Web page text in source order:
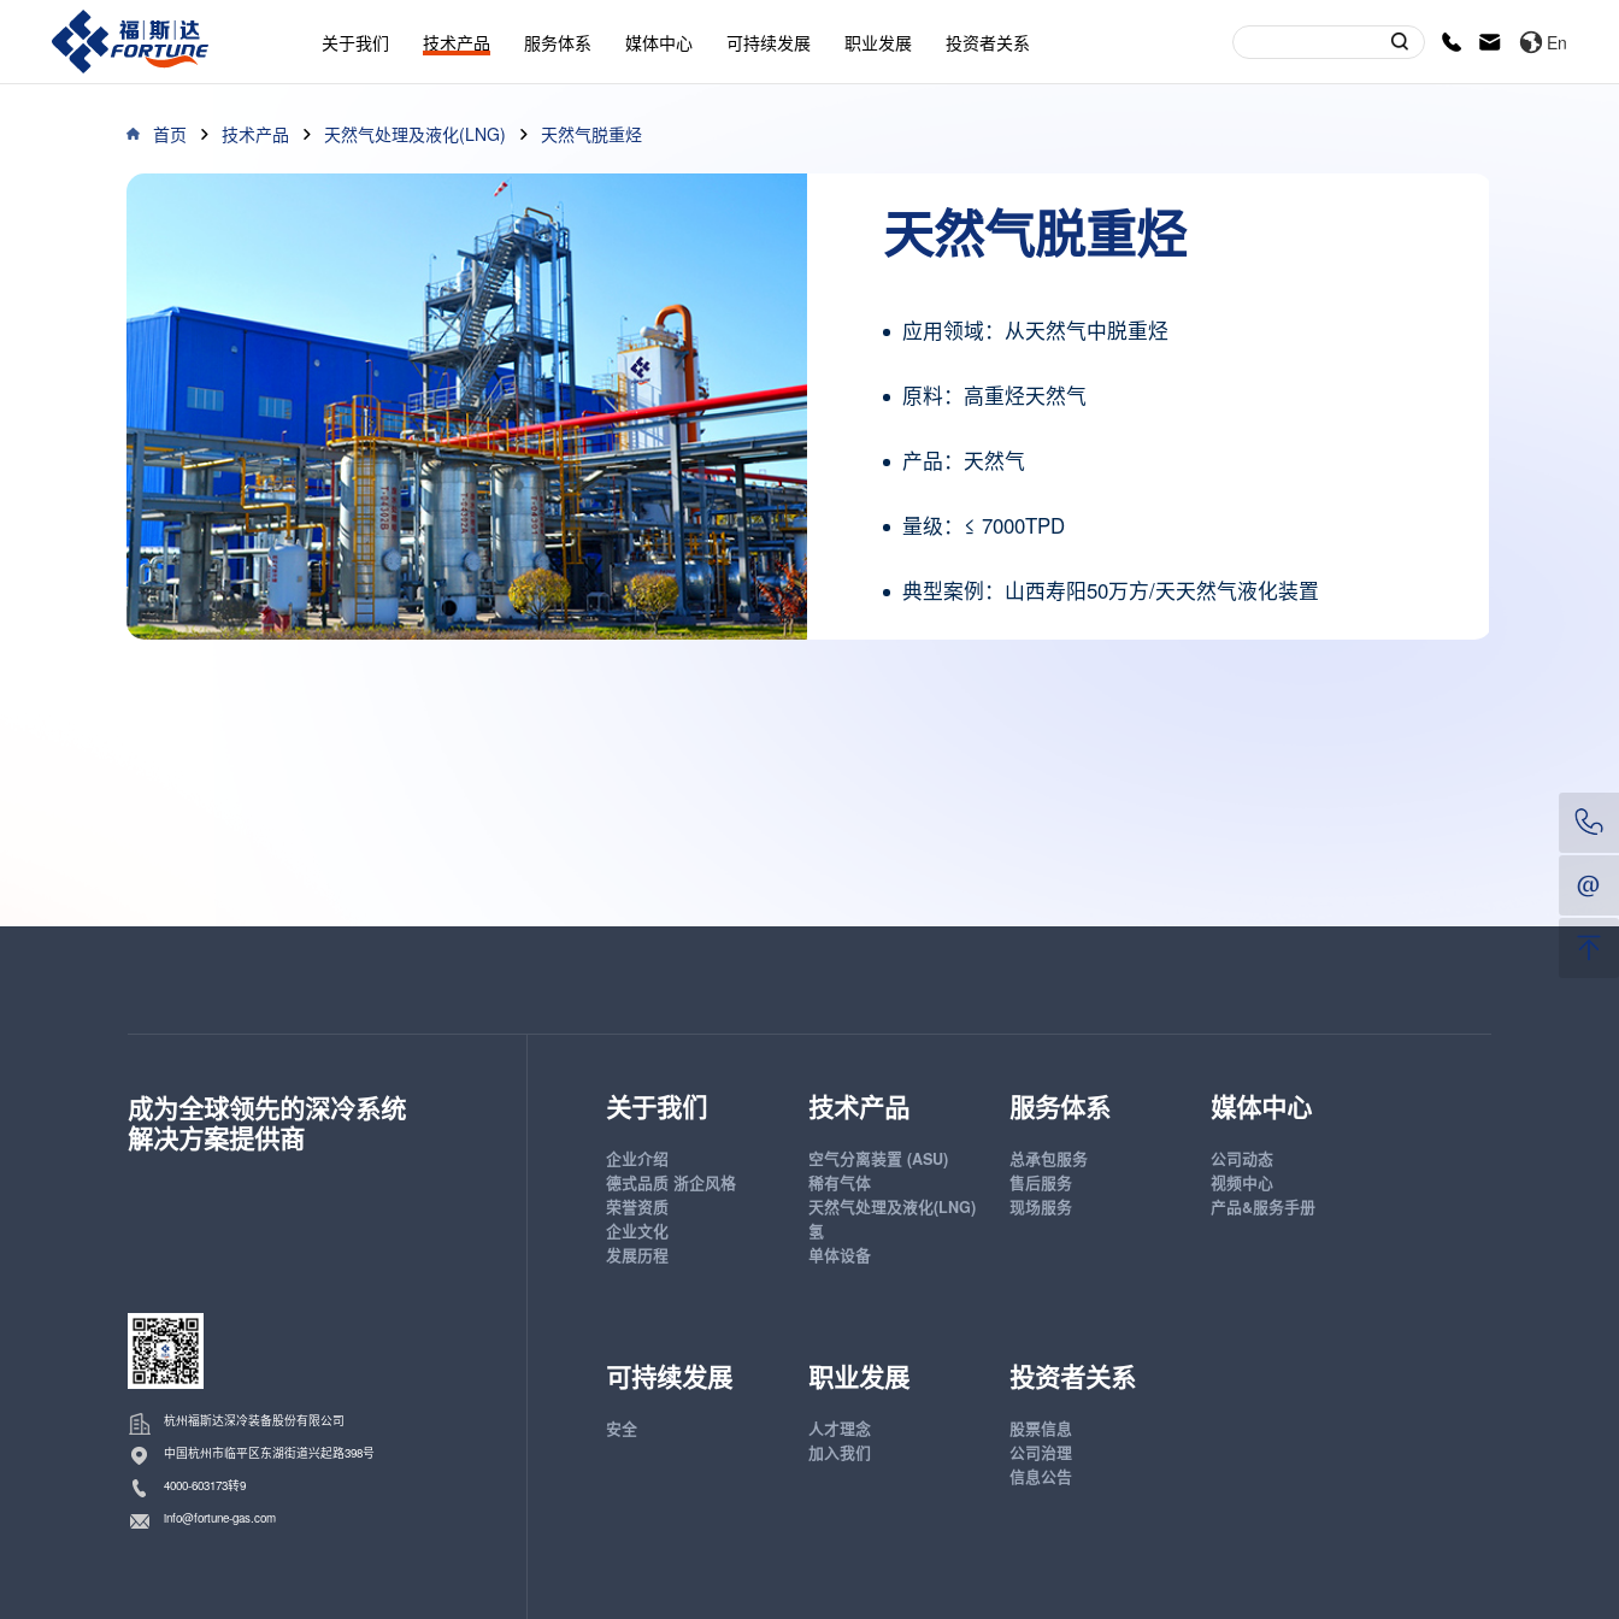
关于我们 技术产品 服务体系 媒体中心 可持续发展 职业发展 投资者关系 En
首页 技术产品 天然气处理及液化(LNG) 天然气脱重烃
天然气脱重烃
应用领域：从天然气中脱重烃
原料：高重烃天然气
产品：天然气
量级：≤ 7000TPD
典型案例：山西寿阳50万方/天天然气液化装置
成为全球领先的深冷系统
解决方案提供商
杭州福斯达深冷装备股份有限公司
中国杭州市临平区东湖街道兴起路398号
4000-603173转9
info@fortune-gas.com
关于我们
企业介绍
德式品质 浙企风格
荣誉资质
企业文化
发展历程
技术产品
空气分离装置 (ASU)
稀有气体
天然气处理及液化(LNG)
氢
单体设备
服务体系
总承包服务
售后服务
现场服务
媒体中心
公司动态
视频中心
产品&服务手册
可持续发展
安全
职业发展
人才理念
加入我们
投资者关系
股票信息
公司治理
信息公告